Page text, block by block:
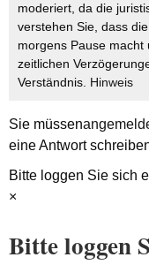
moderiert, da die
verstehen Sie, dass
morgens Pause macht
zeitlichen
Verständnis. Hinweis
Sie müssen
eine Antwort
Bitte loggen Sie sich
×
Bitte loggen